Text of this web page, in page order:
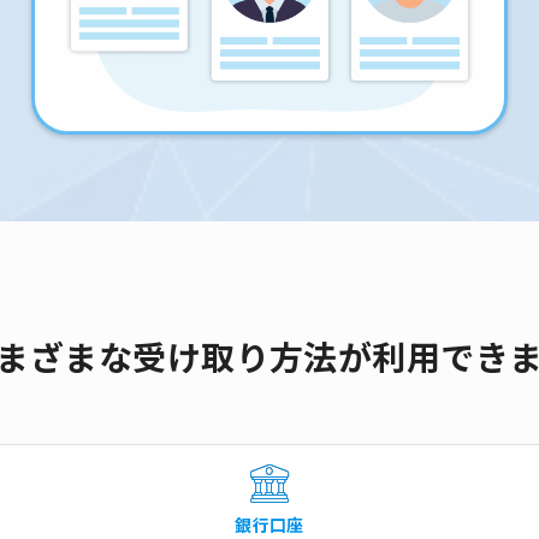
ざまな受け取り方法が利用でき
銀行口座